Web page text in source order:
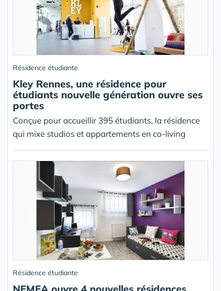
Résidence étudiante
Kley Rennes, une résidence pour
étudiants nouvelle génération ouvre ses
portes
Conçue pour accueillir 395 étudiants, la résidence
qui mixe studios et appartements en co-living
Résidence étudiante